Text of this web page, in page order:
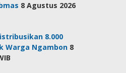
8 Agustus 2026
8.000
Warga Ngambon 8